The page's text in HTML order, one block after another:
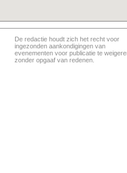
De redactie houdt zich het recht voor
ingezonden aankondigingen van
evenementen voor publicatie te
zonder opgaaf van redenen.